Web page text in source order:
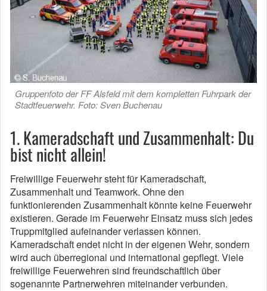
Gruppenfoto der FF Alsfeld mit dem kompletten Fuhrpark der
Stadtfeuerwehr. Foto: Sven Buchenau
1. Kameradschaft und Zusammenhalt: Du
bist nicht allein!
Freiwillige Feuerwehr steht für Kameradschaft,
Zusammenhalt und Teamwork. Ohne den
funktionierenden Zusammenhalt könnte keine Feuerwehr
existieren. Gerade im Feuerwehr Einsatz muss sich jedes
Truppmitglied aufeinander verlassen können.
Kameradschaft endet nicht in der eigenen Wehr, sondern
wird auch überregional und international gepflegt. Viele
freiwillige Feuerwehren sind freundschaftlich über
sogenannte Partnerwehren miteinander verbunden.